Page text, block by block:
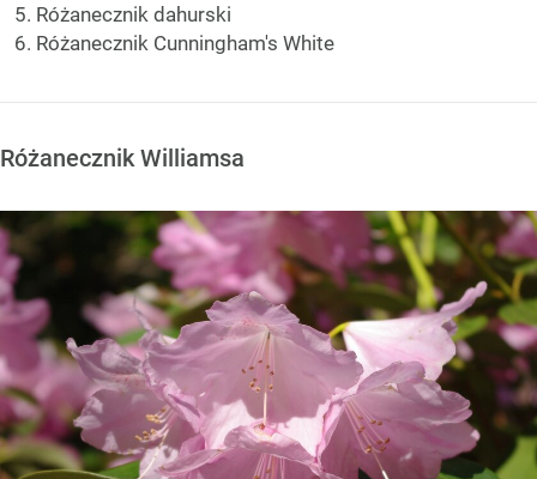
Różanecznik dahurski
Różanecznik Cunningham's White
Różanecznik Williamsa